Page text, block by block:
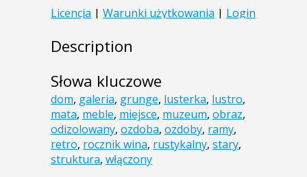
Description
Słowa kluczowe
dom, galeria, grunge, lusterka, lustro,
mata, meble, miejsce, muzeum, obraz,
odizolowany, ozdoba, ozdoby, ramy,
retro, rocznik wina, rustykalny, stary,
struktura, włączony